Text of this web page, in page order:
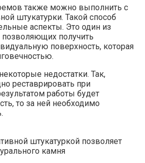
также можно выполнить с
штукатурки. Такой способ
аспекты. Это один из
позволяющих получить
поверхность, которая
недостатки. Так,
реставрировать при
работы будет
то за ней необходимо
штукатуркой позволяет
камня